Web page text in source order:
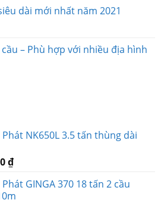
dài mới nhất năm 2021
cầu – Phù hợp với nhiều địa hình
Phát NK650L 3.5 tấn thùng dài
₫
GINGA 370 18 tấn 2 cầu